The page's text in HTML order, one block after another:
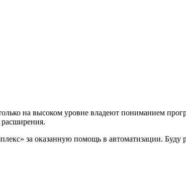
на высоком уровне владеют пониманием
за оказанную помощь в автоматизации. Буду